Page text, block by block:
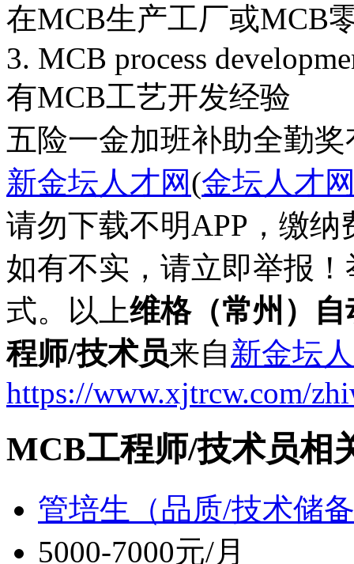
在MCB生产工厂或MCB
3. MCB process
有MCB工艺开发经验
五险一金加班补助全勤奖
新金坛人才网(金坛人才
请勿下载不明APP，缴
如有不实，请立即举报
式。以上维格（常州）
程师/技术员来自新金坛
https://www.xjtrcw.com/
MCB工程师/技术员相
管培生（品质/技术储
5000-7000元/月